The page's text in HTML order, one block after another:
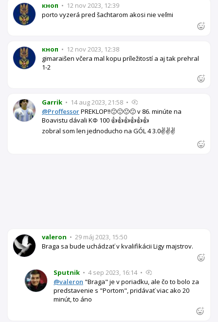
кноп • 12 nov 2023, 12:39
porto vyzerá pred šachtarom akosi nie veľmi
кноп • 12 nov 2023, 12:38
gimaraišen včera mal kopu príležitostí a aj tak prehral
1-2
Garrik • 14 aug 2023, 21:58 •
@ProffessorPREKLOP!!🙂🙂🙂🙂 v 86. minúte na
Boavistu dávali KФ 100 👍👍👍👍👍👍
zobral som len jednoducho na GÓL 4 3.0✌️✌️✌️
valeron • 29 máj 2023, 15:50
Braga sa bude uchádzať v kvalifikácii Ligy majstrov.
Sputnik • 4 sep 2023, 16:14 •
@valeron "Braga" je v poriadku, ale čo to bolo za
predstavenie s "Portom", pridávať viac ako 20
minút, to áno